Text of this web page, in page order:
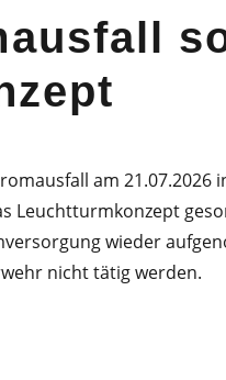
am
Leuchtturmkonzept
wieder
nicht tätig werden.